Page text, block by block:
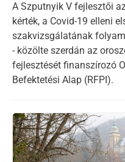
A Szputnyik V fejlesztői
kérték, a Covid-19 elleni
szakvizsgálatának
- közölte szerdán az
fejlesztését finanszírozó
Befektetési Alap (RFPI).